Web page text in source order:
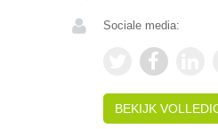
Sociale media:
BEKIJK